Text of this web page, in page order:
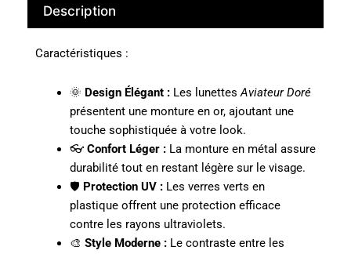
Description
Caractéristiques :
🌞 Design Élégant :Les lunettesAviateur Doré
présentent une monture en or, ajoutant une
touche sophistiquée à votre look.
👓 Confort Léger :La monture en métal assure
durabilité tout en restant légère sur le visage.
🛡️ Protection UV :Les verres verts en
plastique offrent une protection efficace
contre les rayons ultraviolets.
🎨 Style Moderne :Le contraste entre les